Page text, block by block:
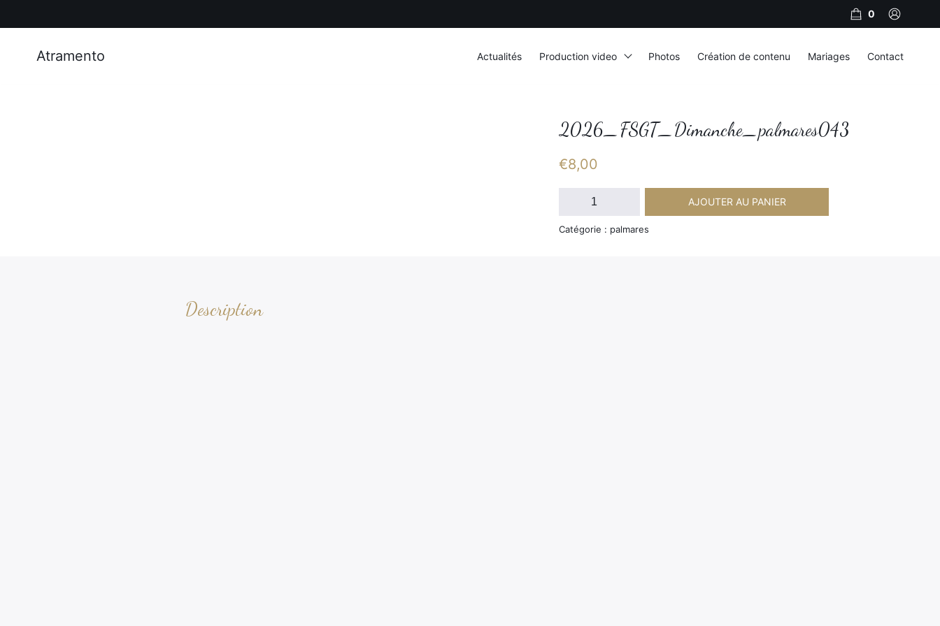
2026_FSGT_Dimanche_palmares043
€8,00
quantité
2026_FSGT_Dimanche_palmares043
AJOUTER AU PANIER
Catégorie : palmares
Description
0
Atramento Actualités Production video Photos Création de contenu Mariages Contact